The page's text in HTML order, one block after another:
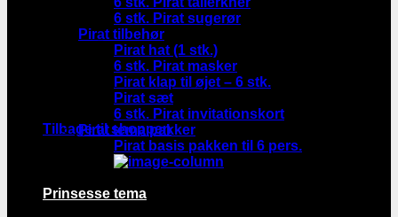
Ingen varer i kurven.
Tilbage til shoppen
6 stk. Pirat sugerør
Pirat tilbehør
Pirat hat (1 stk.)
6 stk. Pirat masker
Pirat klap til øjet – 6 stk.
Pirat sæt
6 stk. Pirat invitationskort
Pirat tema pakker
Pirat basis pakken til 6 pers.
Prinsesse tema